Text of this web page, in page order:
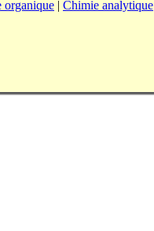
organique | Chimie analytique